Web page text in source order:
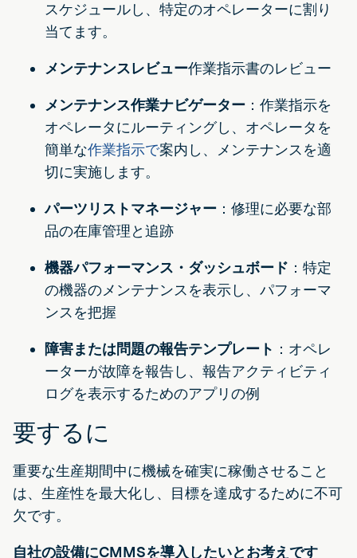
スケジュールし、特定のオペレーターに割り
当てます。
メンテナンスレビュー作業指示書のレビュー
メンテナンス作業ナビゲーター ：作業指示を
オペレータにルーティングし、オペレータを
簡単な作業指示で案内し、メンテナンスを適
切に実施します。
パーツリストマネージャー ：修理に必要な部
品の在庫管理と追跡
機器パフォーマンス・ダッシュボード ：特定
の機器のメンテナンスを表示し、パフォーマ
ンスを把握
障害または問題の報告テンプレート ：オペレ
ーターが故障を報告し、報告アクティビティ
ログを表示するためのアプリの例
要するに
重要な生産期間中に機械を確実に稼働させること
は、生産性を最大化し、目標を達成するために不可
欠です。
自社の設備にCMMSを導入したいとお考えです